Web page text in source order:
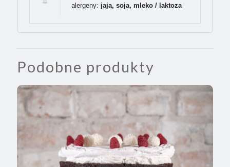
alergeny: jaja, soja, mleko / laktoza
Podobne produkty